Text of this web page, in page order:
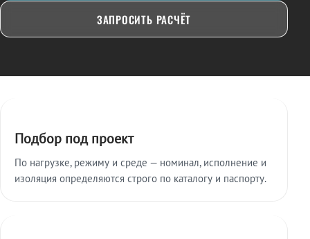
ЗАПРОСИТЬ РАСЧЁТ
Подбор под проект
По нагрузке, режиму и среде — номинал, исполнение и
изоляция определяются строго по каталогу и паспорту.